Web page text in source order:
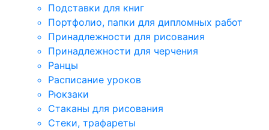
Подставки для книг
Портфолио, папки для дипломных работ
Принадлежности для рисования
Принадлежности для черчения
Ранцы
Расписание уроков
Рюкзаки
Стаканы для рисования
Стеки, трафареты